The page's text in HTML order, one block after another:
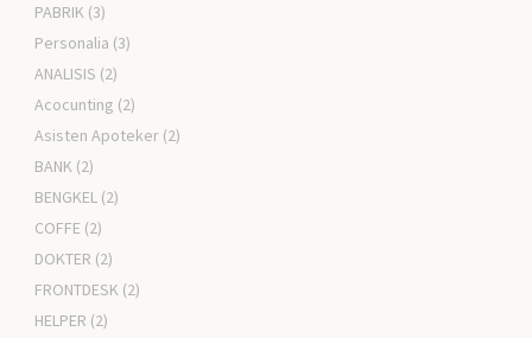
PABRIK (3)
Personalia (3)
ANALISIS (2)
Acocunting (2)
Asisten Apoteker (2)
BANK (2)
BENGKEL (2)
COFFE (2)
DOKTER (2)
FRONTDESK (2)
HELPER (2)